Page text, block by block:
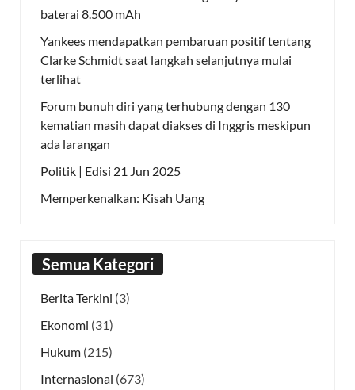
baterai 8.500 mAh
Yankees mendapatkan pembaruan positif tentang
Clarke Schmidt saat langkah selanjutnya mulai
terlihat
Forum bunuh diri yang terhubung dengan 130
kematian masih dapat diakses di Inggris meskipun
ada larangan
Politik | Edisi 21 Jun 2025
Memperkenalkan: Kisah Uang
Semua Kategori
Berita Terkini (3)
Ekonomi (31)
Hukum (215)
Internasional (673)